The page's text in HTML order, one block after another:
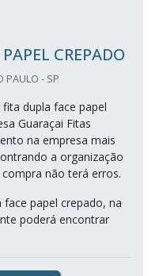
CREPADO
PAULO - SP
dupla face papel
Guaraçai Fitas
na empresa mais
a organização
não terá erros.
papel crepado, na
poderá encontrar